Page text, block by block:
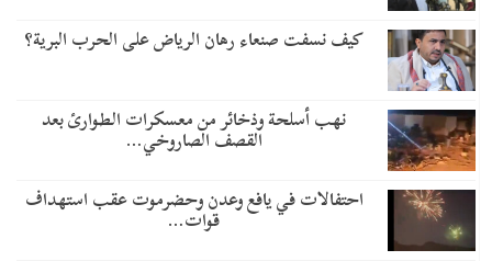
كيف نسفت صنعاء رهان الرياض على الحرب البرية؟
نهب أسلحة وذخائر من معسكرات الطوارئ بعد
القصف الصاروخي…
احتفالات في يافع وعدن وحضرموت عقب استهداف
قوات…